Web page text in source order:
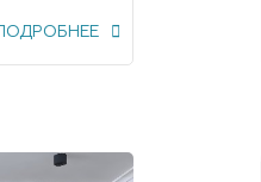
ПОДРОБНЕЕ